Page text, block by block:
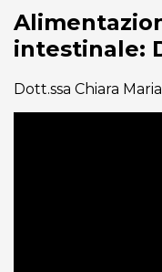
intestinale:
Dott.ssa Chiara